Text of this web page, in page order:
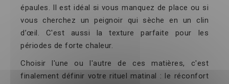
épaules. Il est idéal si vous manquez de place ou si
vous cherchez un peignoir qui sèche en un clin
d’œil. C'est aussi la texture parfaite pour les
périodes de forte chaleur.
Choisir l'une ou l'autre de ces matières, c'est
finalement définir votre rituel matinal : le réconfort